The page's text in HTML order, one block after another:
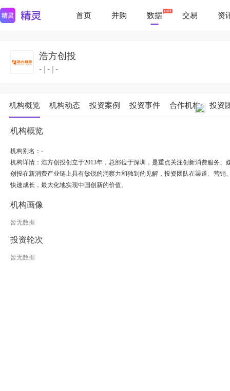
首页 并购 数据 交易 资
浩方创投
- - -
机构概览 机构动态 投资案例 投资事件 合作机构 投资
机构概览
机构别名：-
机构详情： 浩方创投创立于2013年，总部位于深圳，是重点关注创新消费服务
创投在新消费产业链上具有敏锐的洞察力和独到的见解，投资团队在渠道、营
快速成长，最大化地实现中国创新的价值。
机构画像
暂无数据
投资轮次
暂无数据